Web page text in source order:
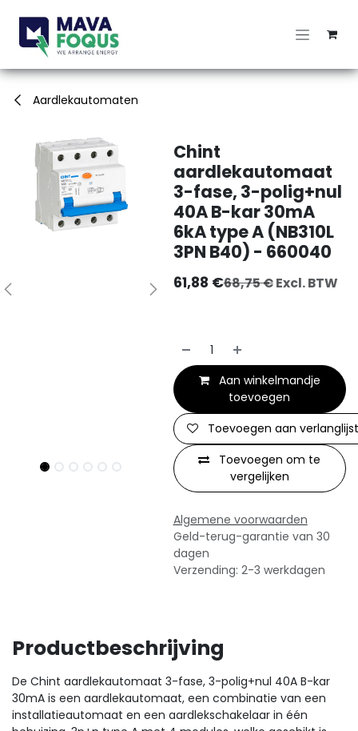
Aardlekautomaten
Chint
aardlekautomaat
3-fase, 3-polig+nul
40A B-kar 30mA
6kA type A (NB310L
3PN B40) - 660040
61,88 €68,75€Excl. BTW
Aan winkelmandje
toevoegen
Toevoegen om te
vergelijken
Toevoegen aan verlanglijst
Algemene voorwaarden
Geld-terug-garantie van 30
dagen
Verzending: 2-3 werkdagen
Productbeschrijving
De Chint aardlekautomaat 3-fase, 3-polig+nul 40A B-kar
30mA is een aardlekautomaat, een combinatie van een
installatieautomaat en een aardlekschakelaar in één